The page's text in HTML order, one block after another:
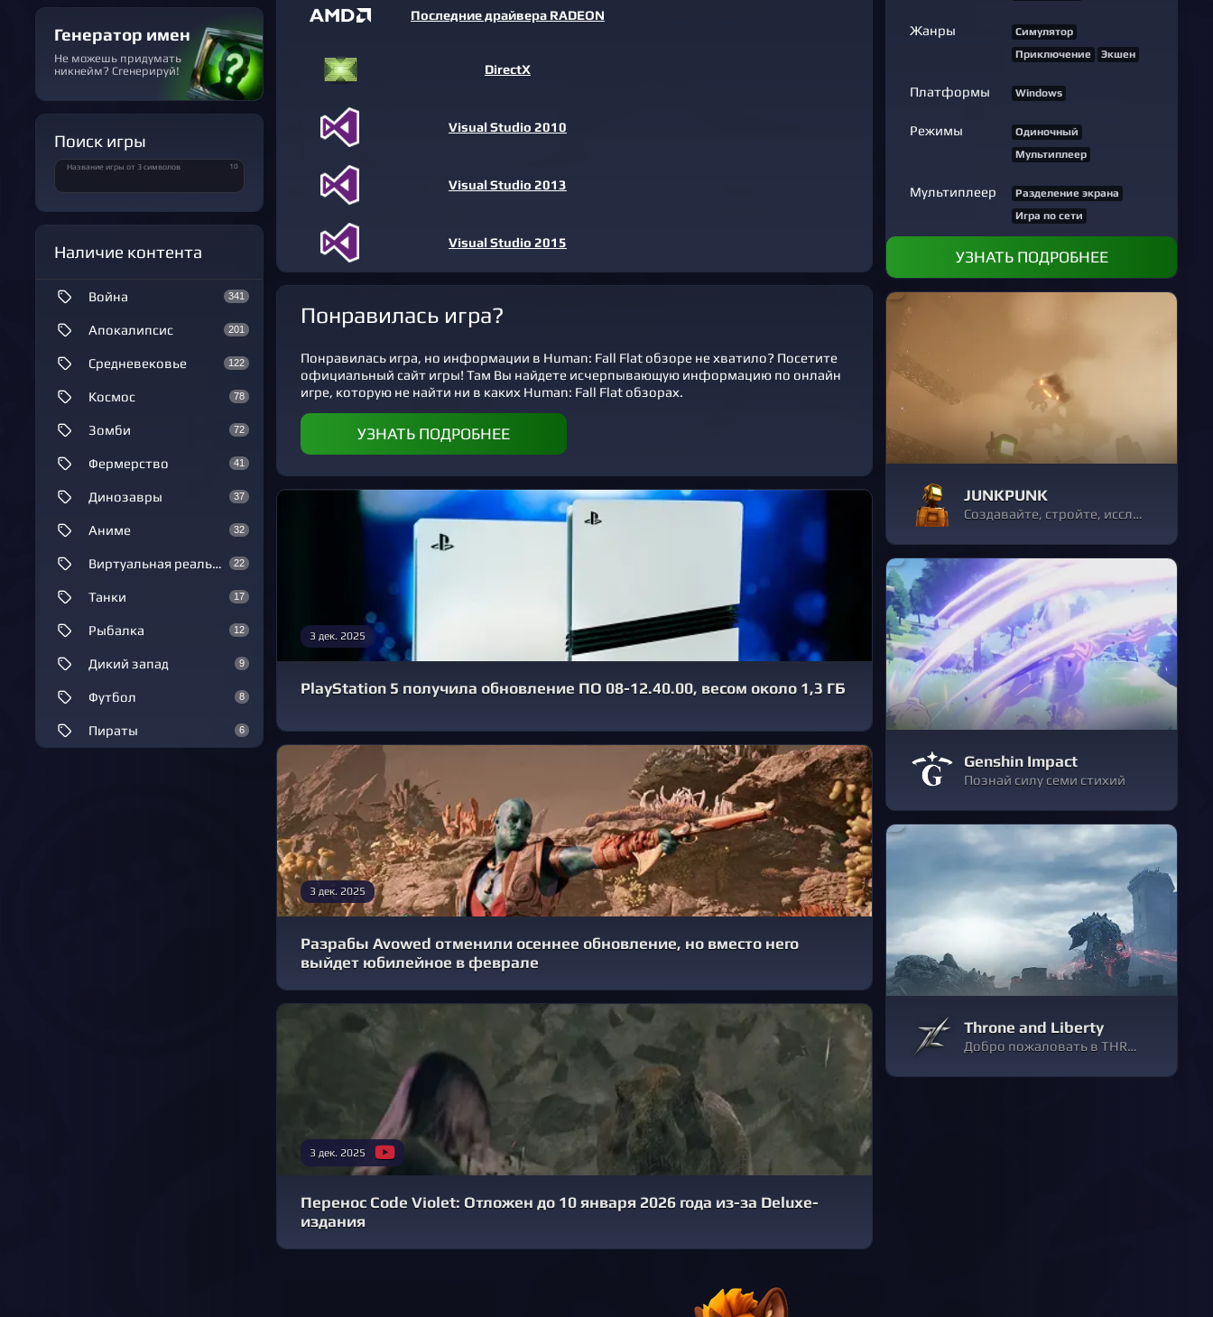
Генератор имен
Не можешь придумать
никнейм? Сгенерируй!
Поиск игры
Название игры от 3 символов 10
Наличие контента
341
Война
201
Апокалипсис
122
Средневековье
78
Космос
72
Зомби
41
Фермерство
37
Динозавры
32
Аниме
22
Виртуальная реальность
17
Танки
12
Рыбалка
9
Дикий запад
8
Футбол
6
Пираты
Последние драйвера RADEON
DirectX
Visual Studio 2010
Visual Studio 2013
Visual Studio 2015
Понравилась игра?
Понравилась игра, но информации в Human: Fall Flat обзоре не хватило? Посетите
официальный сайт игры! Там Вы найдете исчерпывающую информацию по онлайн
игре, которую не найти ни в каких Human: Fall Flat обзорах.
УЗНАТЬ ПОДРОБНЕЕ
3 дек. 2025
PlayStation 5 получила обновление ПО 08-12.40.00, весом около 1,3 ГБ
3 дек. 2025
Разрабы Avowed отменили осеннее обновление, но вместо него
выйдет юбилейное в феврале
3 дек. 2025
Перенос Code Violet: Отложен до 10 января 2026 года из-за Deluxe-
издания
Жанры
Симулятор
Приключение
Экшен
Платформы Windows
Режимы
Одиночный
Мультиплеер
Мультиплеер
Разделение экрана
Игра по сети
УЗНАТЬ ПОДРОБНЕЕ
JUNKPUNK
Создавайте, стройте, исследуйте, открывайте!
Genshin Impact
Познай силу семи стихий
Throne and Liberty
Добро пожаловать в THRONE AND LIBERTY, бесплатную мультиплатформенную MMORPG. Постоянно меняющееся окружение, масштабное PvPvE и возможность превращаться в существ, чтобы сражаться на суше, на море и в воздухе.